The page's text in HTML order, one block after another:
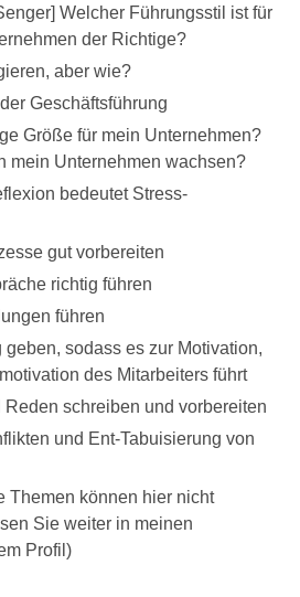
Welcher Führungsstil ist für
der Richtige?
aber wie?
Geschäftsführung
Größe für mein Unternehmen?
mein Unternehmen wachsen?
bedeutet Stress-
gut vorbereiten
richtig führen
führen
geben, sodass es zur Motivation,
des Mitarbeiters führt
schreiben und vorbereiten
und Ent-Tabuisierung von
können hier nicht
Sie weiter in meinen
Profil)